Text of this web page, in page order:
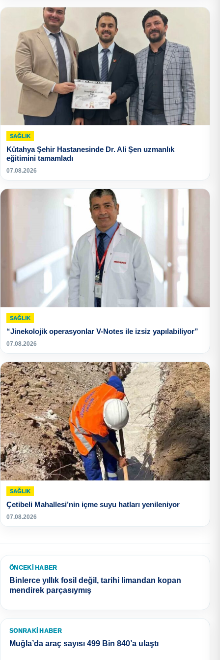
SAĞLIK
Kütahya Şehir Hastanesinde Dr. Ali Şen uzmanlık
eğitimini tamamladı
07.08.2026
SAĞLIK
“Jinekolojik operasyonlar V-Notes ile izsiz yapılabiliyor”
07.08.2026
SAĞLIK
Çetibeli Mahallesi’nin içme suyu hatları yenileniyor
07.08.2026
ÖNCEKI HABER
Binlerce yıllık fosil değil, tarihi limandan kopan
mendirek parçasıymış
SONRAKI HABER
Muğla’da araç sayısı 499 Bin 840’a ulaştı